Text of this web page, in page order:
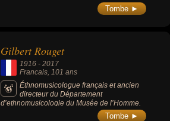
Tombe ►
Gilbert Rouget
1916 -2017
Francais , 101 ans
Éthnomusicologue français et ancien
directeur du Département
d’ethnomusicologie du Musée de l’Homme.
Tombe ►